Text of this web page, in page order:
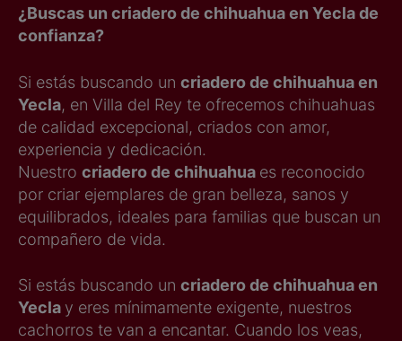
¿Buscas un criadero de chihuahua en Yecla de
confianza?
Si estás buscando un criadero de chihuahua en
Yecla, en Villa del Rey te ofrecemos chihuahuas
de calidad excepcional, criados con amor,
experiencia y dedicación.
Nuestro criadero de chihuahua es reconocido
por criar ejemplares de gran belleza, sanos y
equilibrados, ideales para familias que buscan un
compañero de vida.
Si estás buscando un criadero de chihuahua en
Yecla y eres mínimamente exigente, nuestros
cachorros te van a encantar. Cuando los veas,